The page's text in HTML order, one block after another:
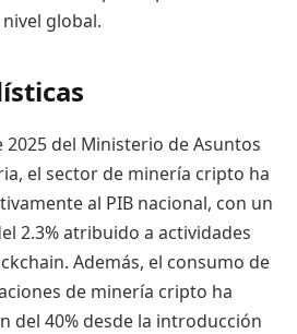
global.
del Ministerio de Asuntos
el sector de minería cripto ha
al PIB nacional, con un
2.3% atribuido a actividades
Además, el consumo de
de minería cripto ha
del 40% desde la introducción